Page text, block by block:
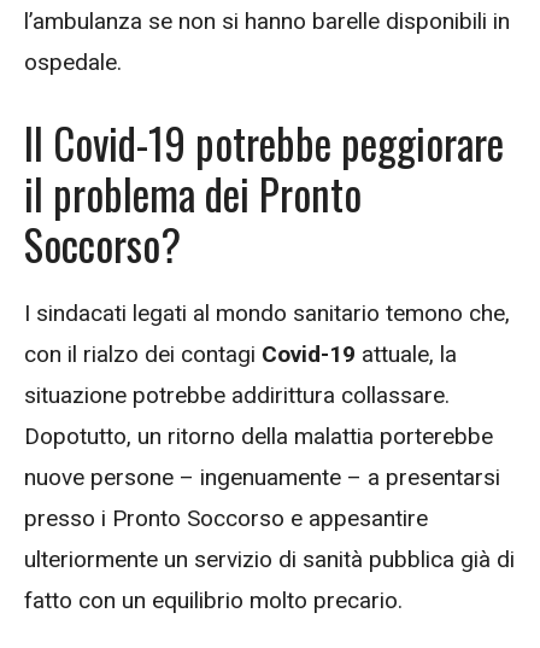
l’ambulanza se non si hanno barelle disponibili in
ospedale.
Il Covid-19 potrebbe peggiorare
il problema dei Pronto
Soccorso?
I sindacati legati al mondo sanitario temono che,
con il rialzo dei contagi Covid-19 attuale, la
situazione potrebbe addirittura collassare.
Dopotutto, un ritorno della malattia porterebbe
nuove persone – ingenuamente – a presentarsi
presso i Pronto Soccorso e appesantire
ulteriormente un servizio di sanità pubblica già di
fatto con un equilibrio molto precario.